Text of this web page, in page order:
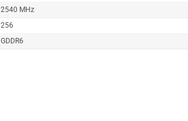
2540 MHz
256
GDDR6